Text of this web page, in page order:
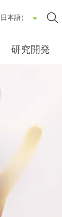
本語）
研究開発